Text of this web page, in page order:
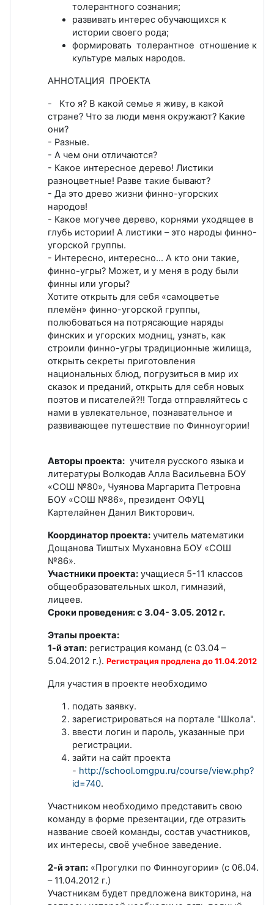
толерантного сознания;
развивать интерес обучающихся к
истории своего рода;
формировать толерантное отношение к
культуре малых народов.
АННОТАЦИЯ ПРОЕКТА
- Кто я? В какой семье я живу, в какой
стране? Что за люди меня окружают? Какие
они?
- Разные.
- А чем они отличаются?
- Какое интересное дерево! Листики
разноцветные! Разве такие бывают?
- Да это древо жизни финно-угорских
народов!
- Какое могучее дерево, корнями уходящее в
глубь истории! А листики – это народы финно-
угорской группы.
- Интересно, интересно… А кто они такие,
финно-угры? Может, и у меня в роду были
финны или угоры?
Хотите открыть для себя «самоцветье
племён» финно-угорской группы,
полюбоваться на потрясающие наряды
финских и угорских модниц, узнать, как
строили финно-угры традиционные жилища,
открыть секреты приготовления
национальных блюд, погрузиться в мир их
сказок и преданий, открыть для себя новых
поэтов и писателей?!! Тогда отправляйтесь с
нами в увлекательное, познавательное и
развивающее путешествие по Финноугории!
Авторы проекта: учителя русского языка и
литературы Волкодав Алла Васильевна БОУ
«СОШ №80», Чуянова Маргарита Петровна
БОУ «СОШ №86», президент ОФУЦ
Картелайнен Данил Викторович.
Координатор проекта: учитель математики
Дощанова Тиштых Мухановна БОУ «СОШ
№86».
Участники проекта: учащиеся 5-11 классов
общеобразовательных школ, гимназий,
лицеев.
Сроки проведения: с 3.04- 3.05. 2012 г.
Этапы проекта:
1-й этап: регистрация команд (с 03.04 –
5.04.2012 г.). Регистрация продлена до 11.04.2012
Для участия в проекте необходимо
подать заявку.
зарегистрироваться на портале "Школа".
ввести логин и пароль, указанные при
регистрации.
зайти на сайт проекта
- http://school.omgpu.ru/course/view.php?
id=740.
Участником необходимо представить свою
команду в форме презентации, где отразить
название своей команды, состав участников,
их интересы, своё учебное заведение.
2-й этап: «Прогулки по Финноугории» (с 06.04.
– 11.04.2012 г.)
Участникам будет предложена викторина, на